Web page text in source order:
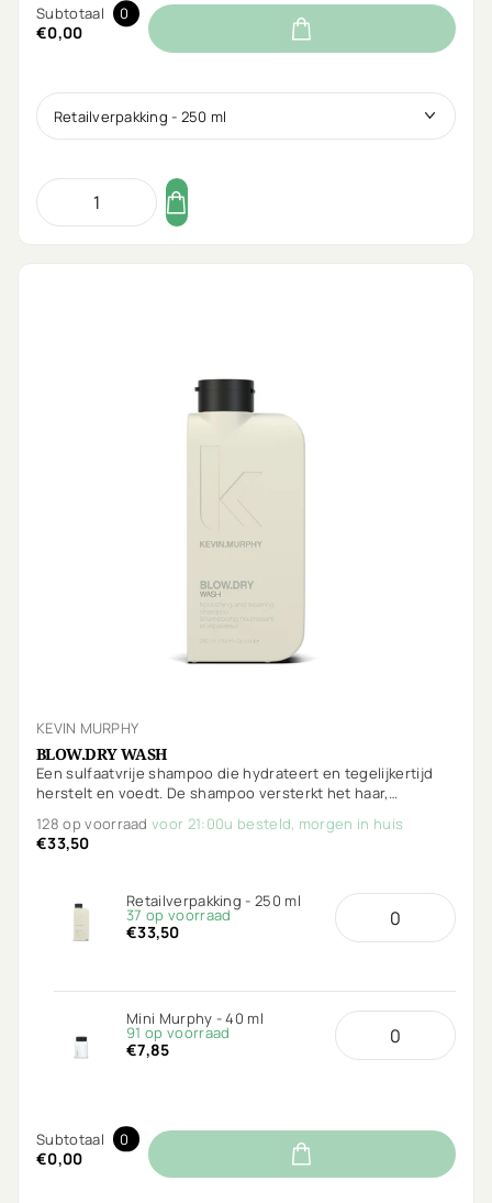
Subtotaal 0
€0,00
KEVIN MURPHY
BLOW.DRY WASH
Een sulfaatvrije shampoo die hydrateert en tegelijkertijd
herstelt en voedt. De shampoo versterkt het haar,
hitte.
128 op voorraadvoor 21:00u besteld, morgen in huis
€33,50
Retailverpakking - 250 ml
37 op voorraad
€33,50
Mini Murphy - 40 ml
91 op voorraad
€7,85
Subtotaal 0
€0,00